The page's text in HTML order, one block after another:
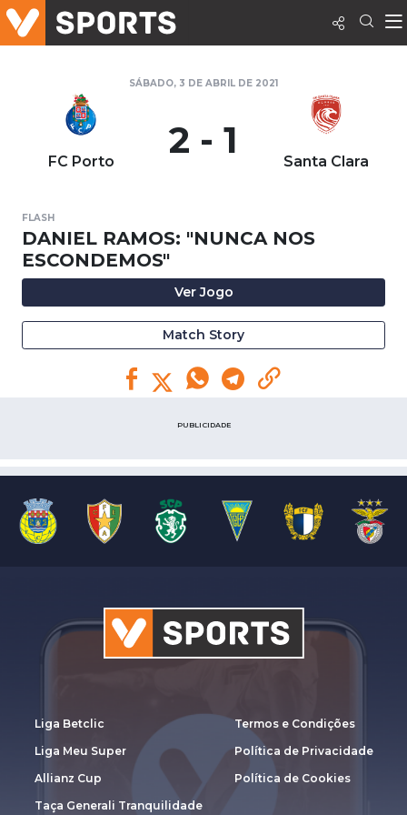
SÁBADO, 3 DE ABRIL DE 2021
FC Porto 2 - 1 Santa Clara
FLASH
DANIEL RAMOS: "NUNCA NOS
ESCONDEMOS"
Ver Jogo
Match Story
PUBLICIDADE
Liga Betclic
Liga Meu Super
Allianz Cup
Taça Generali Tranquilidade
Termos e Condições
Política de Privacidade
Política de Cookies